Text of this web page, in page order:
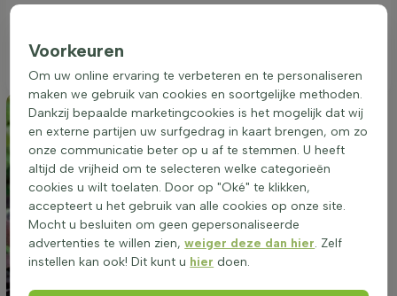
in mei met prachtige roze bloemen en een intensere rode
solitair of in groepsbeplanting. Een goede standplaats is
Voorkeuren
Om uw online ervaring te verbeteren en te personaliseren
maken we gebruik van cookies en soortgelijke methoden.
Dankzij bepaalde marketingcookies is het mogelijk dat wij
en externe partijen uw surfgedrag in kaart brengen, om zo
onze communicatie beter op u af te stemmen. U heeft
altijd de vrijheid om te selecteren welke categorieën
cookies u wilt toelaten. Door op "Oké" te klikken,
accepteert u het gebruik van alle cookies op onze site.
Mocht u besluiten om geen gepersonaliseerde
advertenties te willen zien,weiger deze dan hier. Zelf
instellen kan ook! Dit kunt u hier doen.